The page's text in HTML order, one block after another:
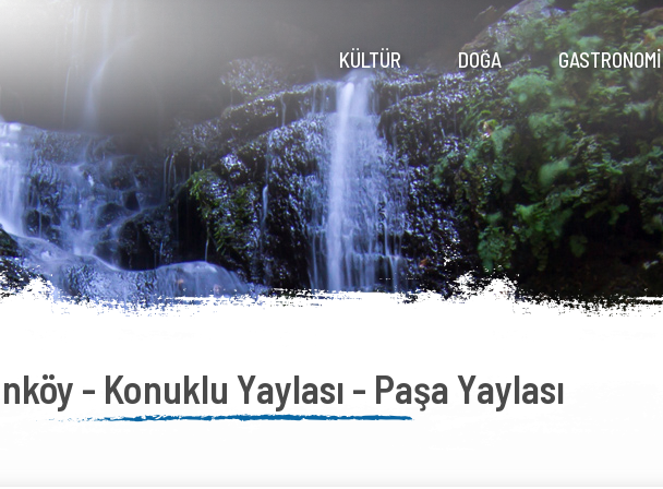
KÜLTÜR DOĞA GASTRONOMİ
- Konuklu Yaylası - Paşa Yaylası